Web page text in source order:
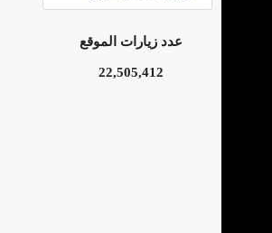
عدد زيارات الموقع
22,505,412